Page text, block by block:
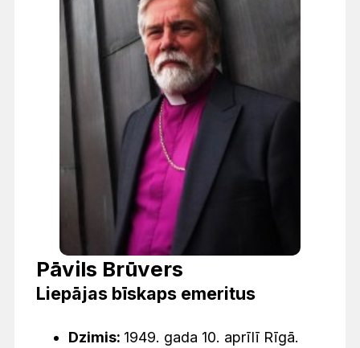
Pāvils Brūvers
Liepājas bīskaps emeritus
Dzimis: 1949. gada 10. aprīlī Rīgā.